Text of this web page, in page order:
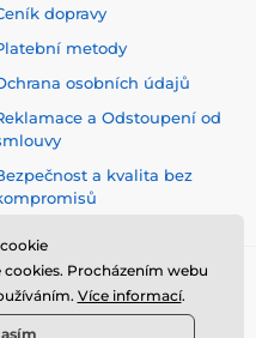
dopravy
metody
osobních údajů
a Odstoupení od
a kvalita bez
Procházením webu
Více informací.